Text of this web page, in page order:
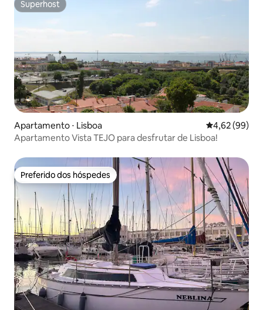
Superhost
Superhost
Apartamento ⋅ Lisboa 4,62 de uma
4,62 (99)
Apartamento Vista TEJO para desfrutar de Lisboa!
Preferido dos hóspedes
Preferido dos hóspedes